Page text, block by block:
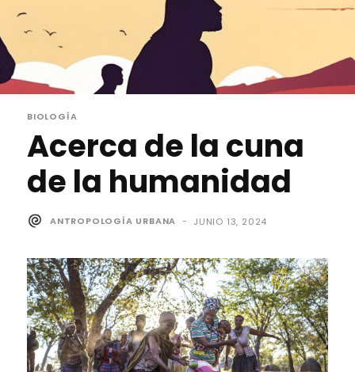
BIOLOGÍA
Acerca de la cuna
de la humanidad
ANTROPOLOGÍA URBANA - JUNIO 13, 2024